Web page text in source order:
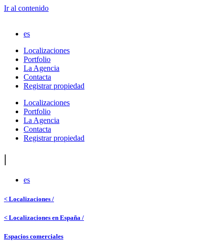
Ir al contenido
es
Localizaciones
Portfolio
La Agencia
Contacta
Registrar propiedad
Localizaciones
Portfolio
La Agencia
Contacta
Registrar propiedad
|
es
< Localizaciones /
< Localizaciones en España /
Espacios comerciales